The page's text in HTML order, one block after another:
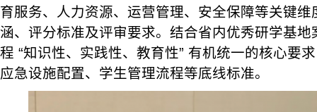
育服务、人力资源、运营管理、安全保障等关键
涵、评分标准及评审要求。结合省内优秀研学基
程 “知识性、实践性、教育性” 有机统一的核心要
应急设施配置、学生管理流程等底线标准。